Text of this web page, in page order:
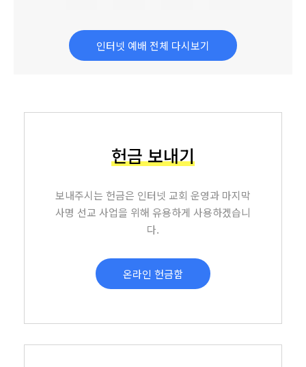
인터넷 예배 전체 다시보기
헌금 보내기
보내주시는 헌금은 인터넷 교회 운영과 마지막
사명 선교 사업을 위해 유용하게 사용하겠습니
다.
온라인 헌금함